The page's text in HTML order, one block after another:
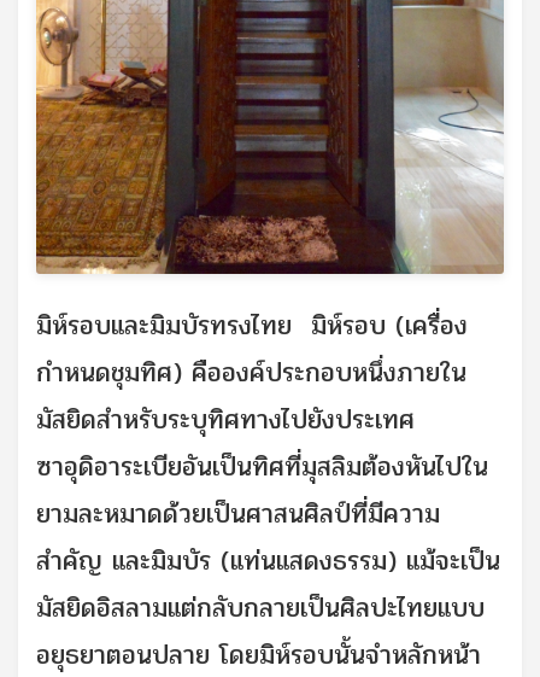
มิห์รอบและมิมบัรทรงไทย มิห์รอบ (เครื่อง
กำหนดชุมทิศ) คือองค์ประกอบหนึ่งภายใน
มัสยิดสำหรับระบุทิศทางไปยังประเทศ
ซาอุดิอาระเบียอันเป็นทิศที่มุสลิมต้องหันไปใน
ยามละหมาดด้วยเป็นศาสนศิลป์ที่มีความ
สำคัญ และมิมบัร (แท่นแสดงธรรม) แม้จะเป็น
มัสยิดอิสลามแต่กลับกลายเป็นศิลปะไทยแบบ
อยุธยาตอนปลาย โดยมิห์รอบนั้นจำหลักหน้า